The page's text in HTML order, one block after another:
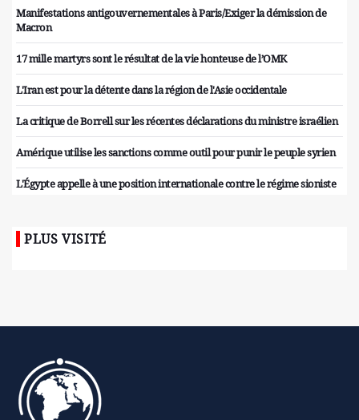
Manifestations antigouvernementales à Paris/Exiger la démission de
Macron
17 mille martyrs sont le résultat de la vie honteuse de l’OMK
L'Iran est pour la détente dans la région de l'Asie occidentale
La critique de Borrell sur les récentes déclarations du ministre israélien
Amérique utilise les sanctions comme outil pour punir le peuple syrien
L'Égypte appelle à une position internationale contre le régime sioniste
PLUS VISITÉ